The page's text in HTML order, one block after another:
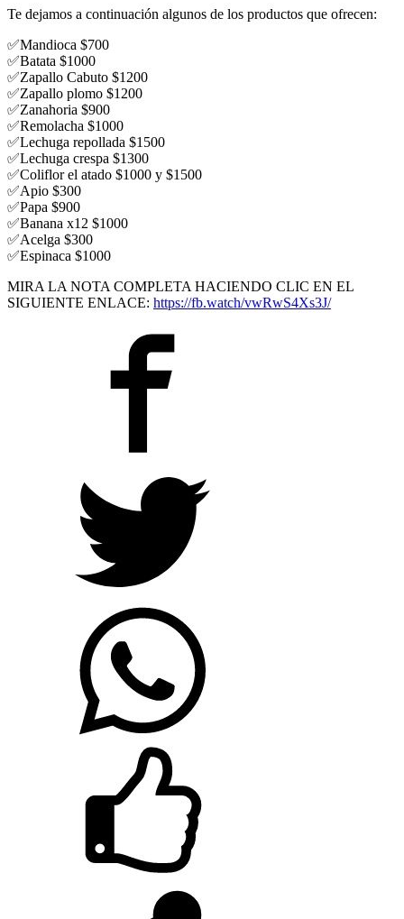
Te dejamos a continuación algunos de los productos que ofrecen:
✅Mandioca $700
✅Batata $1000
✅Zapallo Cabuto $1200
✅Zapallo plomo $1200
✅Zanahoria $900
✅Remolacha $1000
✅Lechuga repollada $1500
✅Lechuga crespa $1300
✅Coliflor el atado $1000 y $1500
✅Apio $300
✅Papa $900
✅Banana x12 $1000
✅Acelga $300
✅Espinaca $1000
MIRA LA NOTA COMPLETA HACIENDO CLIC EN EL
SIGUIENTE ENLACE: https://fb.watch/vwRwS4Xs3J/